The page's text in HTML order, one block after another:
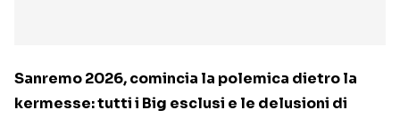
Sanremo 2026, comincia la polemica dietro la
kermesse: tutti i Big esclusi e le delusioni di